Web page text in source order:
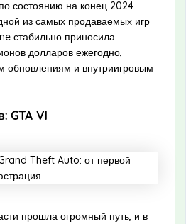
состоянию на конец 2024
из самых продаваемых игр
стабильно приносила
долларов ежегодно,
обновлениям и внутриигровым
GTA VI
прошла огромный путь, и в